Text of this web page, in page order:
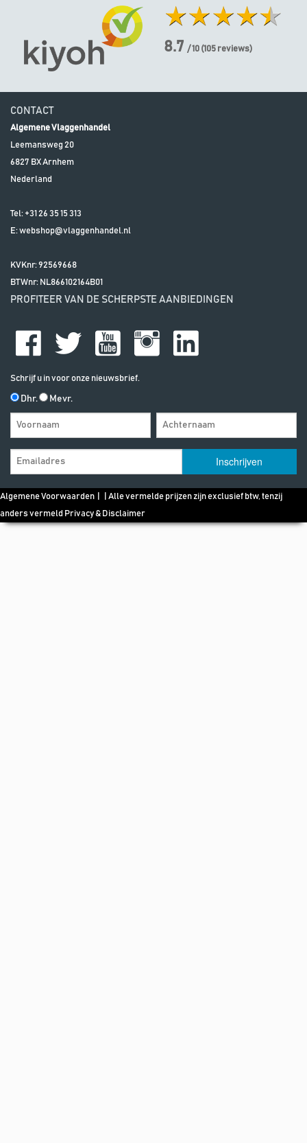
8.7 / 10 (105 reviews)
CONTACT
Algemene Vlaggenhandel
Leemansweg 20
6827 BXArnhem
Nederland
Tel: +31 26 35 15 313
E:webshop@vlaggenhandel.nl
KVKnr: 92569668
BTWnr: NL866102164B01
PROFITEER VAN DE SCHERPSTE AANBIEDINGEN
Schrijf u in voor onze nieuwsbrief.
Dhr. Mevr.
Algemene Voorwaarden | | Alle vermelde prijzen zijn exclusief btw, tenzij
anders vermeld Privacy & Disclaimer